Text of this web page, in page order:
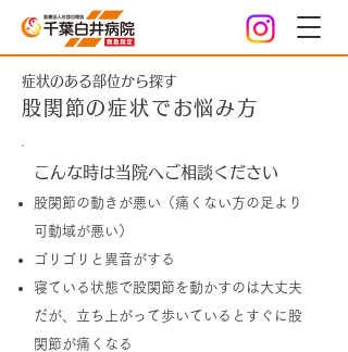
症状のある部位から探す
股関節の症状でお悩み方
こんな時は当院へご相談ください
股関節の動きが悪い（痛くない方の足より
可動域が悪い）
ゴリゴリと異音がする
寝ている状態で股関節を動かすのは大丈夫
だが、立ち上がって歩いているとすぐに股
関節が痛くなる